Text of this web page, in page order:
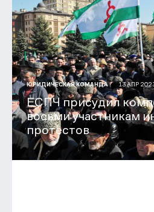
ЮРИДИЧЕСКАЯ КОМАНДА 13 АПР
ЕСПЧ присудил
восьми участникам
протестов